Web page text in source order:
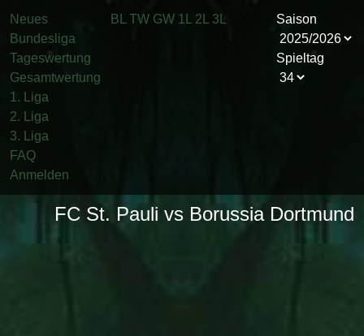
Neues
Bundesliga
Tageswertung
Gesamtwertung
1. Liga
2. Liga
3. Liga
FAQ
Anmelden
BL TW GW 1L 2L 3L Saison
Spieltag
FC St. Pauli vs Borussia Dortmund